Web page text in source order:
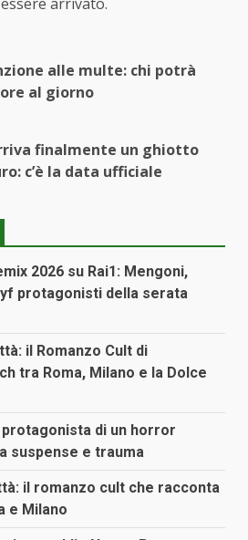
arrivato.
alle multe: chi potrà
al giorno
finalmente un ghiotto
c’è la data ufficiale
2026 su Rai1: Mengoni,
protagonisti della serata
il Romanzo Cult di
tra Roma, Milano e la Dolce
protagonista di un horror
suspense e trauma
il romanzo cult che racconta
e Milano